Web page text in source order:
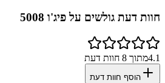
חוות דעת גולשים על פיג'ו 5008
4.1מתוך 8 חוות דעת
הוסף חוות דעת